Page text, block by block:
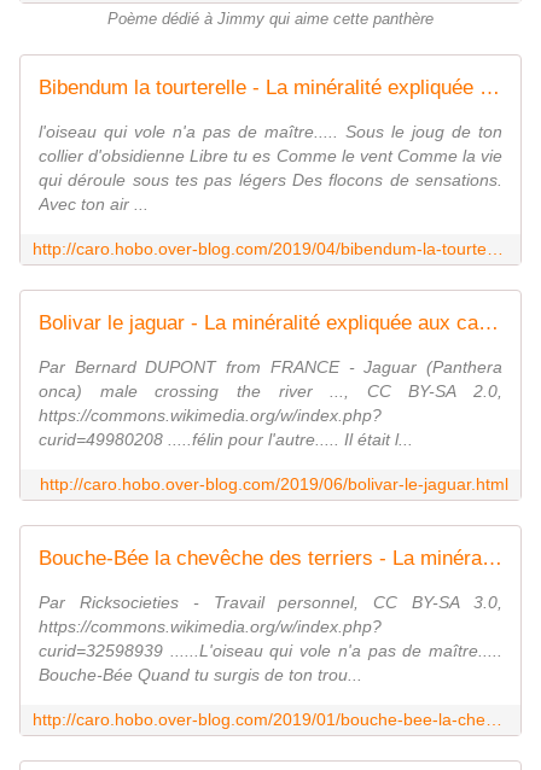
Poème dédié à Jimmy qui aime cette panthère
Bibendum la tourterelle - La minéralité expliquée aux cailloux
l'oiseau qui vole n'a pas de maître..... Sous le joug de ton
collier d'obsidienne Libre tu es Comme le vent Comme la vie
qui déroule sous tes pas légers Des flocons de sensations.
Avec ton air ...
Bolivar le jaguar - La minéralité expliquée aux cailloux
Par Bernard DUPONT from FRANCE - Jaguar (Panthera
onca) male crossing the river ..., CC BY-SA 2.0,
https://commons.wikimedia.org/w/index.php?
curid=49980208 .....félin pour l'autre..... Il était l...
http://caro.hobo.over-blog.com/2019/06/bolivar-le-jaguar.html
Bouche-Bée la chevêche des terriers - La minéralité expliquée aux cailloux
Par Ricksocieties - Travail personnel, CC BY-SA 3.0,
https://commons.wikimedia.org/w/index.php?
curid=32598939 ......L'oiseau qui vole n'a pas de maître.....
Bouche-Bée Quand tu surgis de ton trou...